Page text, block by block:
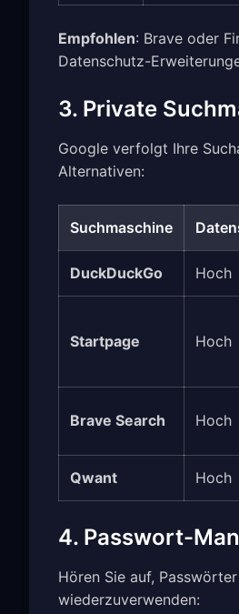
Empfohlen: Brave oder
Datenschutz-
3. Private
Google verfolgt Ihre
Alternativen:
Suchmaschine
DuckDuckGo Hoch
Startpage Hoch
Brave Search Hoch
Qwant Hoch
4. Passwort-
Hören Sie auf, Passwörter
wiederzuverwenden: